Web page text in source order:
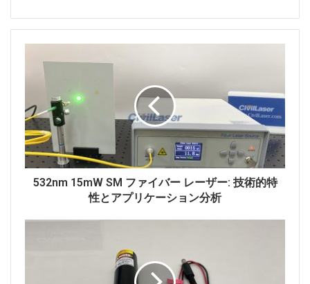
785nm 1500mWファイバーレーザー統合機は、
力、高精度、高安定性を統合したレーザーデバイスで
す。最大出力1500mWまでの785nm波長レーザー光源
を使用し、さまざまな高精度で需要の高い産業用アプリ
ケーションのニーズを満たすことができます。
この 785nm ファイバー結合レーザーのテスト データ。
532nm 15mW SM ファイバー レーザー: 技術的特
性とアプリケーション分析